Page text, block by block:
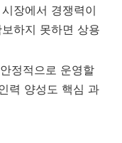
장에서 경쟁력이
하지 못하면 상용
정적으로 운영할
력 양성도 핵심 과